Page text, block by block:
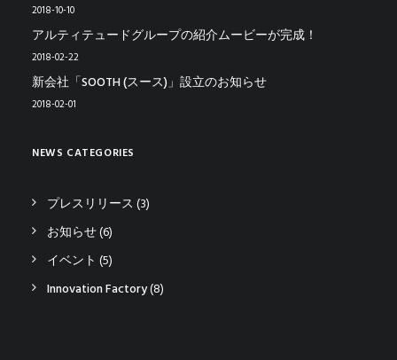
2018-10-10
アルティテュードグループの紹介ムービーが完成！
2018-02-22
新会社「SOOTH (スース)」設立のお知らせ
2018-02-01
NEWS CATEGORIES
プレスリリース (3)
お知らせ(6)
イベント (5)
Innovation Factory(8)